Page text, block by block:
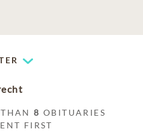
THAN8 OBITUARIES
FIRST